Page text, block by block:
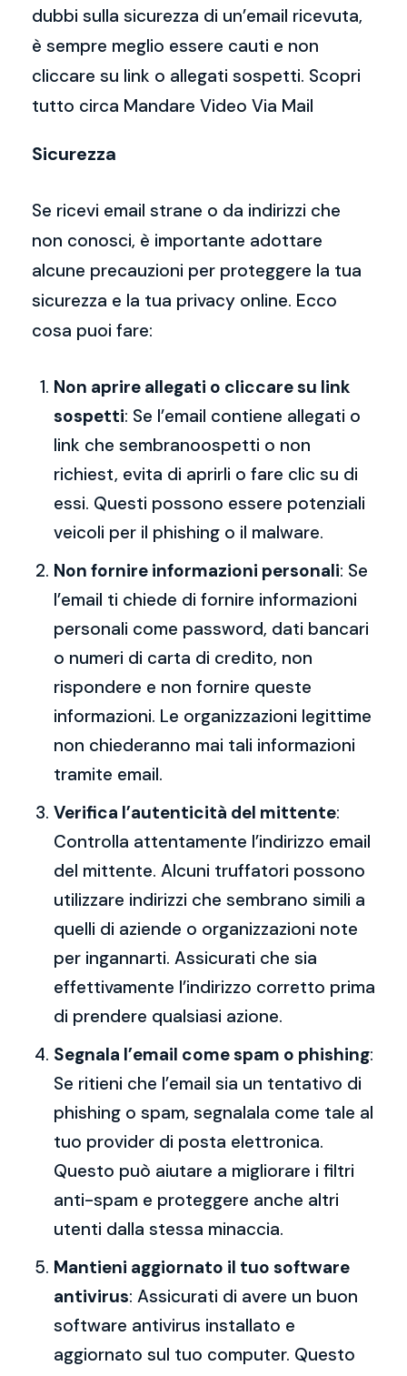
dubbi sulla sicurezza di un’email ricevuta,
è sempre meglio essere cauti e non
cliccare su link o allegati sospetti. Scopri
tutto circa Mandare Video Via Mail
Sicurezza
Se ricevi email strane o da indirizzi che
non conosci, è importante adottare
alcune precauzioni per proteggere la tua
sicurezza e la tua privacy online. Ecco
cosa puoi fare:
Non aprire allegati o cliccare su link
sospetti: Se l’email contiene allegati o
link che sembranoospetti o non
richiest, evita di aprirli o fare clic su di
essi. Questi possono essere potenziali
veicoli per il phishing o il malware.
Non fornire informazioni personali: Se
l’email ti chiede di fornire informazioni
personali come password, dati bancari
o numeri di carta di credito, non
rispondere e non fornire queste
informazioni. Le organizzazioni legittime
non chiederanno mai tali informazioni
tramite email.
Verifica l’autenticità del mittente:
Controlla attentamente l’indirizzo email
del mittente. Alcuni truffatori possono
utilizzare indirizzi che sembrano simili a
quelli di aziende o organizzazioni note
per ingannarti. Assicurati che sia
effettivamente l’indirizzo corretto prima
di prendere qualsiasi azione.
Segnala l’email come spam o phishing:
Se ritieni che l’email sia un tentativo di
phishing o spam, segnalala come tale al
tuo provider di posta elettronica.
Questo può aiutare a migliorare i filtri
anti-spam e proteggere anche altri
utenti dalla stessa minaccia.
Mantieni aggiornato il tuo software
antivirus: Assicurati di avere un buon
software antivirus installato e
aggiornato sul tuo computer. Questo